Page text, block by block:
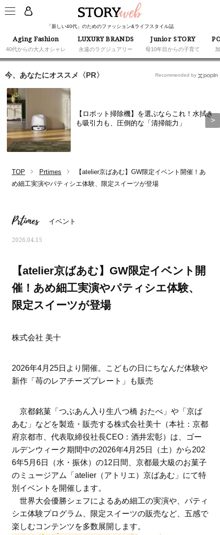
「新しい40代」のためのファッション&ライフスタイル誌
Aging Fashion
40代からの大人オシャレ
LUXURY BRANDS
永遠のラグジュアリー
Junior STORY
母10年目からの子育て
ママとパパに贈る「ジェンダーレ
人気の40代髪型・ヘ
今、あなたにオススメ〈PR〉
【ロボット掃除機】を選ぶならこれ！水拭き
も吸引力も、圧倒的な「清掃能力」
Recommended by
TOP Prtimes
【atelier京ばあむ】GW限定イベント開催！あ
め細工実演やパティシエ体験、限定スイーツが登場
Prtimes イベント
2026.04.15
【atelier京ばあむ】GW限定イベント開
催！あめ細工実演やパティシエ体験、
限定スイーツが登場
株式会社 美十
2026年4月25日より開催。こどもの日にちなんだ体験や
新作「苺のレアチーズプレート」も販売
京都銘菓「つぶあん入り生八つ橋 おたべ」や「京ば
あむ」などを製造・販売する株式会社美十（本社：京都
府京都市、代表取締役社長CEO：酒井宏彰）は、ゴー
ルデンウィーク期間中の2026年4月25日（土）から202
6年5月6日（水・振休）の12日間、京都最大級のお菓子
のミュージアム「atelier（アトリエ）京ばあむ」にて特
別イベントを開催します。
世界大会優勝シェフによるあめ細工の実演や、パティ
シエ体験プログラム、限定スイーツの販売など、五感で
楽しむコンテンツを多数展開します。